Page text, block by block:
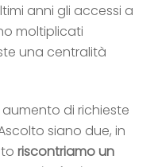
anni gli accessi a
moltiplicati
una centralità
di richieste
siano due, in
riscontriamo un